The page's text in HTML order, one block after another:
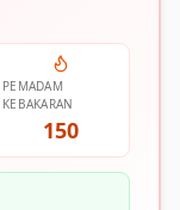
PEMADAM
KEBAKARAN
150